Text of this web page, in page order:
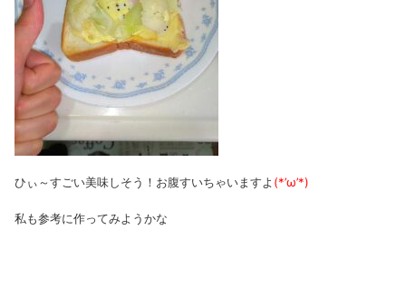
ひぃ～すごい美味しそう！お腹すいちゃいますよ (*’ω’*)
私も参考に作ってみようかな